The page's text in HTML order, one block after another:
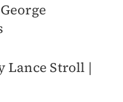
Lance Stroll |